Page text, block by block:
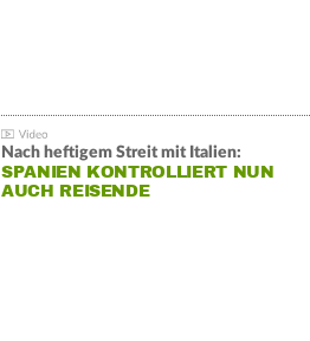
Nach heftigem Streit mit Italien:
SPANIEN KONTROLLIERT NUN
AUCH REISENDE